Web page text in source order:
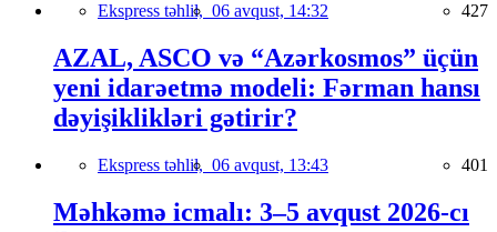
Ekspress təhlil, 06 avqust, 14:32 427
AZAL, ASCO və “Azərkosmos” üçün
yeni idarəetmə modeli: Fərman hansı
dəyişiklikləri gətirir?
Ekspress təhlil, 06 avqust, 13:43 401
Məhkəmə icmalı: 3–5 avqust 2026-cı